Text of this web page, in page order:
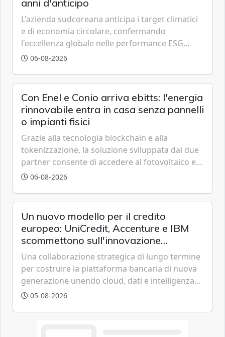
anni d'anticipo
L'azienda sudcoreana anticipa i target climatici
e di economia circolare, confermando
l'eccellenza globale nelle performance ESG
grazie a innovazione, accessibilità e governance
06-08-2026
Con Enel e Conio arriva ebitts: l'energia
rinnovabile entra in casa senza pannelli
o impianti fisici
Grazie alla tecnologia blockchain e alla
tokenizzazione, la soluzione sviluppata dai due
partner consente di accedere al fotovoltaico e
all'eolico ottenendo risparmi diretti in bolletta,
06-08-2026
Un nuovo modello per il credito
europeo: UniCredit, Accenture e IBM
scommettono sull'innovazione
tecnologica
Una collaborazione strategica di lungo termine
per costruire la piattaforma bancaria di nuova
generazione unendo cloud, dati e intelligenza
artificiale.
05-08-2026